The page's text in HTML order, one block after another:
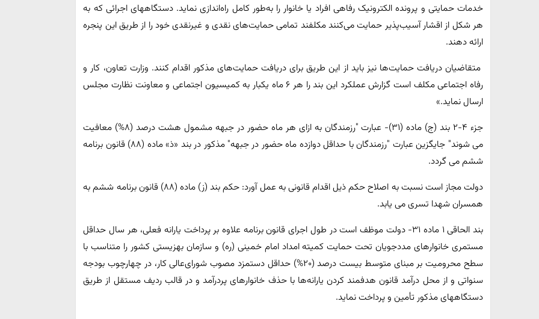
خدمات حمایتی و پرونده الکترونیک رفاهی افراد یا خانوار را به‌طور کامل راه‌اندازی نماید. دستگاههای اجرائی که به
هر شکل از اقشار آسیب‌پذیر حمایت می‌کنند مکلفند تمامی حمایت‌های نقدی و غیرنقدی خود را از طریق این پنجره
ارائه دهند.
متقاضیان دریافت حمایت‌ها نیز باید از این طریق برای دریافت حمایت‌های مذکور اقدام کنند. وزارت تعاون، کار و
رفاه اجتماعی مکلف است گزارش عملکرد این بند را هر ۶ ماه یکبار به کمیسیون اجتماعی و معاونت نظارت مجلس
ارسال نماید.»
جزء ۴-۲ بند (ج) ماده (۳۱)- عبارت "رزمندگان به ازای هر ماه حضور در جبهه مشمول هشت درصد (۸%) معافیت
می شوند" جایگزین عبارت "رزمندگان با حداقل دوازده ماه حضور در جبهه" مذکور در بند «ذ» ماده (۸۸) قانون برنامه
ششم می گردد.
دولت مجاز است نسبت به اصلاح حکم ذیل اقدام قانونی به عمل آورد: حکم بند (ز) ماده (۸۸) قانون برنامه ششم به
همسران شهدا تسری می یابد.
بند الحاقی ۱ ماده ۳۱- دولت موظف است در طول اجرای قانون برنامه علاوه بر پرداخت یارانه فعلی، هر سال حداقل
مستمری خانوارهای مددجویان تحت حمایت کمیته امداد امام خمینی (ره) و سازمان بهزیستی کشور را متناسب با
سطح محرومیت بر مبنای متوسط بیست درصد (۲۰%) حداقل دستمزد مصوب ‌شورای‌عالی کار، در چهارچوب بودجه
سنواتی و از محل درآمد قانون هدفمند کردن یارانه‌ها با حذف خانوارهای پردرآمد و در قالب ردیف مستقل از طریق
دستگاههای مذکور تأمین و پرداخت نماید.